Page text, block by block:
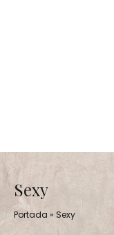
Sexy
Portada » Sexy